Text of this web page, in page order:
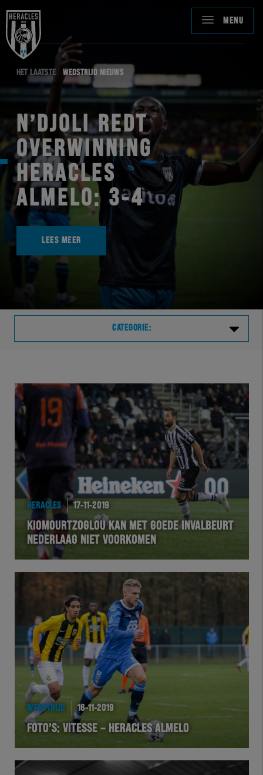
MENU
HET LAATSTE WEDSTRIJD NIEUWS
N’DJOLI REDT
OVERWINNING
HERACLES
ALMELO: 3-4
LEES MEER
CATEGORIE:
TELHER
HERVOL
HEREXC
EXCHER
VOLHER
Natuurgras
Wedstrijd
Heracles
BusinessClub
Foundation
HERACLES 17-11-2019
KIOMOURTZOGLOU KAN MET GOEDE INVALBEURT
NEDERLAAG NIET VOORKOMEN
WEDSTRIJD 16-11-2019
FOTO’S: VITESSE – HERACLES ALMELO